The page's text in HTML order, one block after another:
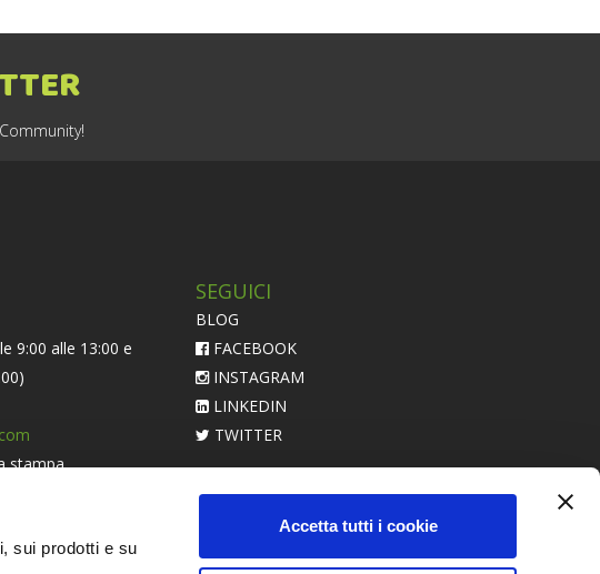
sui prodotti e su
Accetta tutti i cookie
9:00 alle 13:00 e
stampa
qui.
SEGUICI
BLOG
FACEBOOK
INSTAGRAM
LINKEDIN
TWITTER